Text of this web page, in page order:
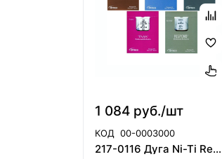
1 084 руб./шт
КОД 00-0003000
217-0116 Дуга Ni-Ti Rev 016 L, ORMCO